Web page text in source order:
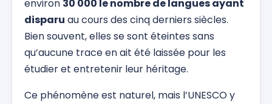
environ 30 000 le nombre de langues ayant
disparu au cours des cinq derniers siècles.
Bien souvent, elles se sont éteintes sans
qu’aucune trace en ait été laissée pour les
étudier et entretenir leur héritage.
Ce phénomène est naturel, mais l’UNESCO y